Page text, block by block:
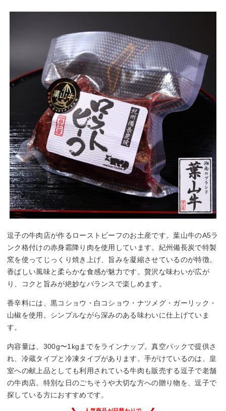
逗子の牛肉店が作るローストビーフのお土産です。葉山牛のA5ラ
ンク格付けの赤身霜降り肉を使用しています。紀州備長炭で特製
窯を使ってじっくり焼き上げ、旨みを凝縮させているのが特徴。
香ばしい風味と柔らかな食感が魅力です。贅沢な味わいが広が
り、コクと旨みが絶妙なバランスで楽しめます。
香辛料には、黒コショウ・白コショウ・ナツメグ・ガーリック・
山椒を使用。シンプルながら深みのある味わいに仕上げていま
す。
内容量は、300g〜1kgまでをラインナップ。真空パックで提供さ
れ、冷蔵タイプと冷凍タイプがあります。手がけているのは、皇
室への献上品としても利用されている牛肉も販売する逗子で老舗
の牛肉店。特別な日のごちそうや大切な方への贈り物を、逗子で
探している方におすすめです。